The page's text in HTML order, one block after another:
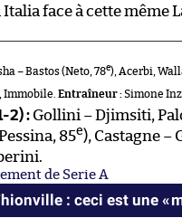
face à cette même
– Bastos (Neto, 78e), Acerbi,
Immobile. Entraîneur :Simone
2) : Gollini – Djimsiti,
85e), Castagne –
de Serie A
: ceci est une «